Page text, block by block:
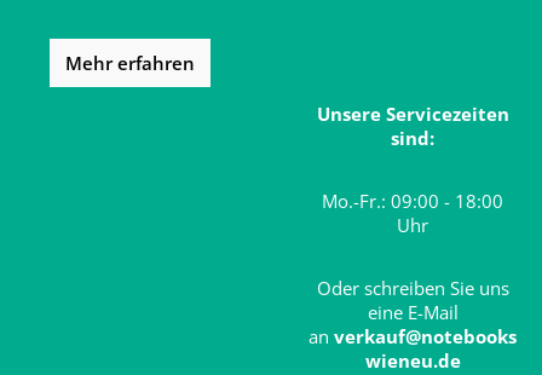
Mehr erfahren
Unsere Servicezeiten
sind:
Mo.-Fr.: 09:00 - 18:00
Uhr
Oder schreiben Sie uns
eine E-Mail
an verkauf@notebooks
wieneu.de